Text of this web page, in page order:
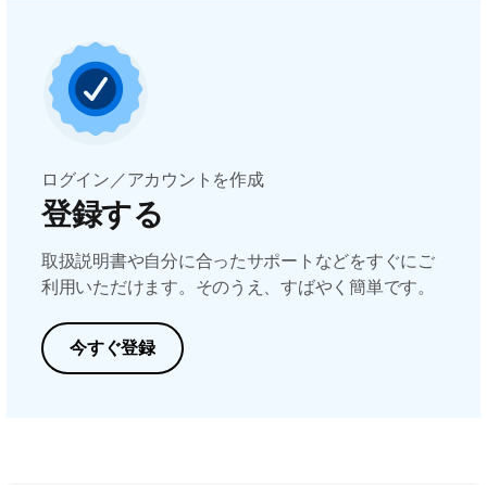
ログイン／アカウントを作成
登録する
取扱説明書や自分に合ったサポートなどをすぐにご
利用いただけます。そのうえ、すばやく簡単です。
今すぐ登録